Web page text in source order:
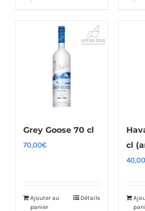
Grey Goose 70 cl
70,00€
Ajouter au
panier
Détails
cl
40,00